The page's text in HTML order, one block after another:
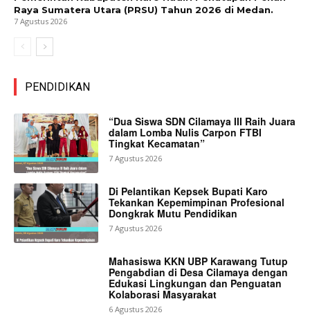
Raya Sumatera Utara (PRSU) Tahun 2026 di Medan.
7 Agustus 2026
PENDIDIKAN
“Dua Siswa SDN Cilamaya III Raih Juara
dalam Lomba Nulis Carpon FTBI
Tingkat Kecamatan”
7 Agustus 2026
Di Pelantikan Kepsek Bupati Karo
Tekankan Kepemimpinan Profesional
Dongkrak Mutu Pendidikan
7 Agustus 2026
Mahasiswa KKN UBP Karawang Tutup
Pengabdian di Desa Cilamaya dengan
Edukasi Lingkungan dan Penguatan
Kolaborasi Masyarakat
6 Agustus 2026